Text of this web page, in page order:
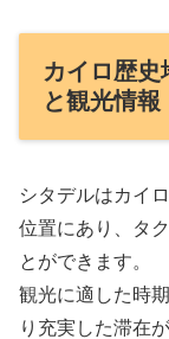
カイロ歴史
と観光情報
シタデルはカイ
位置にあり、タ
とができます。
観光に適した時
り充実した滞在